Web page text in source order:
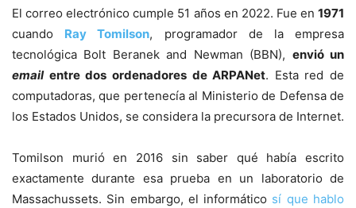
El correo electrónico cumple 51 años en 2022. Fue en 1971
cuando Ray Tomilson, programador de la empresa
tecnológica Bolt Beranek and Newman (BBN), envió un
emailentre dos ordenadores de ARPANet. Esta red de
computadoras, que pertenecía al Ministerio de Defensa de
los Estados Unidos, se considera la precursora de Internet.
Tomilson murió en 2016 sin saber qué había escrito
exactamente durante esa prueba en un laboratorio de
Massachussets. Sin embargo, el informático sí que hablo